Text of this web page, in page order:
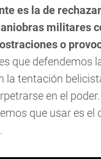
es la de
militares
o
que defendemos
la tentación
en el poder.
que usar es el